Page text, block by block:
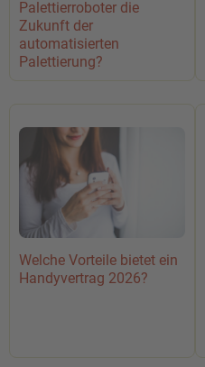
Palettierroboter die
Zukunft der
automatisierten
Palettierung?
Welche Vorteile bietet ein
Handyvertrag 2026?